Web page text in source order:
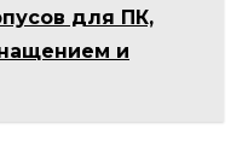
для ПК,
и